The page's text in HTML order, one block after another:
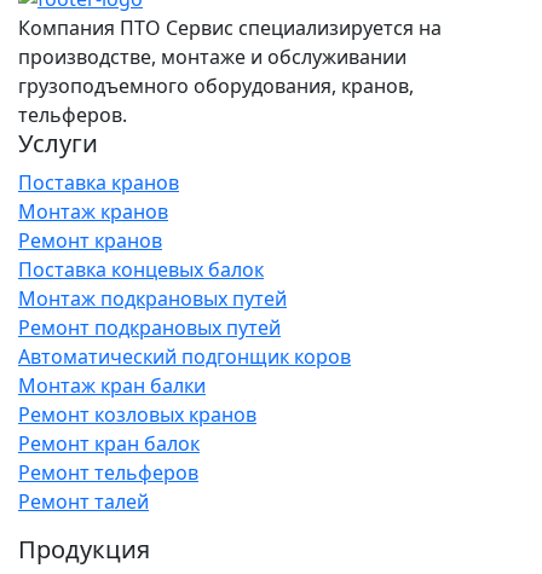
Компания ПТО Сервис специализируется на
производстве, монтаже и обслуживании
грузоподъемного оборудования, кранов,
тельферов.
Услуги
Поставка кранов
Монтаж кранов
Ремонт кранов
Поставка концевых балок
Монтаж подкрановых путей
Ремонт подкрановых путей
Автоматический подгонщик коров
Монтаж кран балки
Ремонт козловых кранов
Ремонт кран балок
Ремонт тельферов
Ремонт талей
Продукция